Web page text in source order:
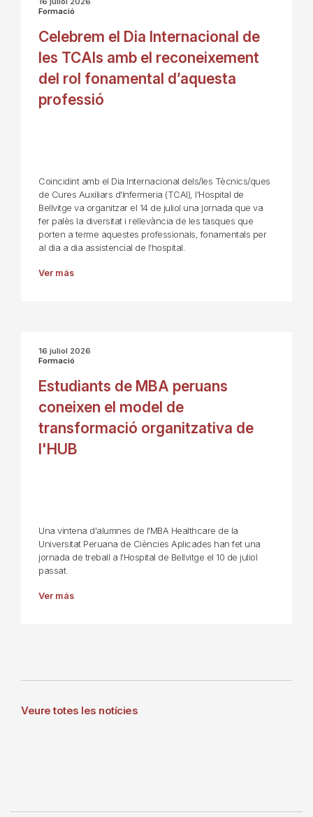
Formació
Celebrem el Dia Internacional de
les TCAIs amb el reconeixement
del rol fonamental d’aquesta
professió
Coincidint amb el Dia Internacional dels/les Tècnics/ques
de Cures Auxiliars d'Infermeria (TCAI), l'Hospital de
Bellvitge va organitzar el 14 de juliol una jornada que va
fer palès la diversitat i rellevància de les tasques que
porten a terme aquestes professionals, fonamentals per
al dia a dia assistencial de l’hospital.
Ver más
16 juliol 2026
Formació
Estudiants de MBA peruans
coneixen el model de
transformació organitzativa de
l'HUB
Una vintena d'alumnes de l'MBA Healthcare de la
Universitat Peruana de Ciències Aplicades han fet una
jornada de treball a l'Hospital de Bellvitge el 10 de juliol
passat.
Ver más
Veure totes les notícies